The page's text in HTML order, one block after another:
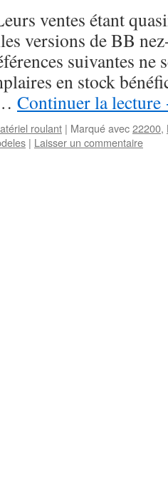
ventes étant
versions de BB
suivantes ne
en stock
Continuer la lecture
roulant | Marqué avec22200,
| Laisser un commentaire